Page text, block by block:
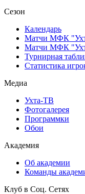
Сезон
Календарь
Матчи МФК
Матчи МФК
Турнирная
Статистика
Медиа
Ухта-ТВ
Фотогалерея
Программки
Обои
Академия
Об академии
Команды
Клуб в Соц. Сетях